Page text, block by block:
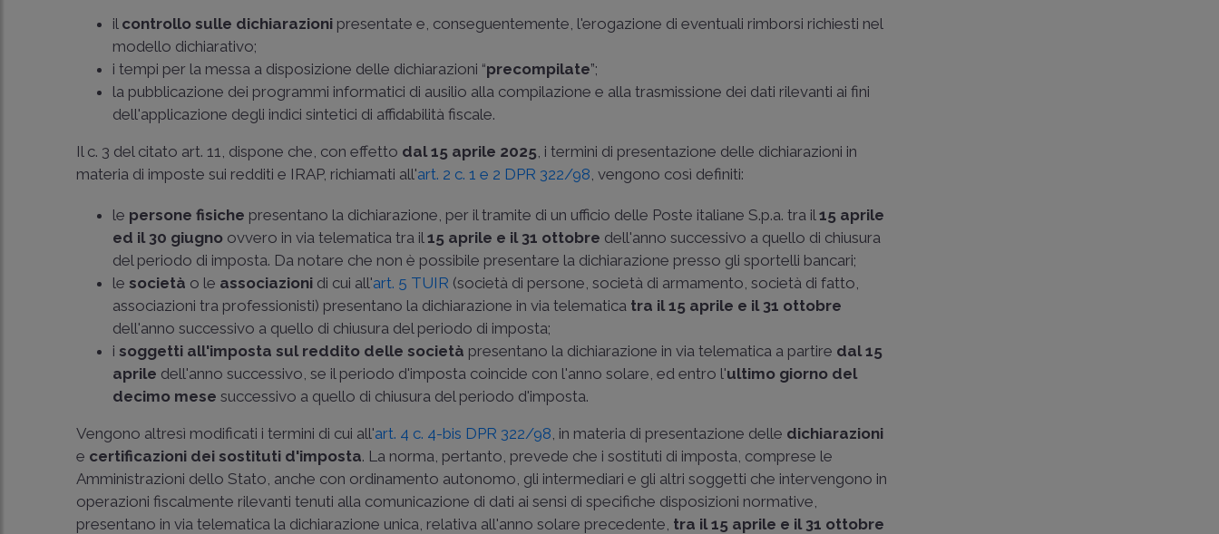
il controllo sulle dichiarazioni presentate e, conseguentemente, l'erogazione di eventuali rimborsi richiesti nel
modello dichiarativo;
i tempi per la messa a disposizione delle dichiarazioni “precompilate”;
la pubblicazione dei programmi informatici di ausilio alla compilazione e alla trasmissione dei dati rilevanti ai fini
dell'applicazione degli indici sintetici di affidabilità fiscale.
Il c. 3 del citato art. 11, dispone che, con effetto dal 15 aprile 2025, i termini di presentazione delle dichiarazioni in
materia di imposte sui redditi e IRAP, richiamati all'art. 2 c. 1 e 2 DPR 322/98, vengono così definiti:
le persone fisiche presentano la dichiarazione, per il tramite di un ufficio delle Poste italiane S.p.a. tra il15 aprile
ed il 30 giugno ovvero in via telematica tra il15 aprile e il 31 ottobre dell'anno successivo a quello di chiusura
del periodo di imposta. Da notare che non è possibile presentare la dichiarazione presso gli sportelli bancari;
le società o le associazioni di cui all'art. 5 TUIR (società di persone, società di armamento, società di fatto,
associazioni tra professionisti) presentano la dichiarazione in via telematica tra il 15 aprile e il 31 ottobre
dell'anno successivo a quello di chiusura del periodo di imposta;
i soggetti all'imposta sul reddito delle società presentano la dichiarazione in via telematica a partire dal 15
aprile dell'anno successivo, se il periodo d'imposta coincide con l'anno solare, ed entro l'ultimo giorno del
decimo mesesuccessivo a quello di chiusura del periodo d'imposta.
Vengono altresì modificati i termini di cui all'art. 4 c. 4-bis DPR 322/98, in materia di presentazione delle dichiarazioni
e certificazioni dei sostituti d'imposta. La norma, pertanto, prevede che i sostituti di imposta, comprese le
Amministrazioni dello Stato, anche con ordinamento autonomo, gli intermediari e gli altri soggetti che intervengono in
operazioni fiscalmente rilevanti tenuti alla comunicazione di dati ai sensi di specifiche disposizioni normative,
presentano in via telematica la dichiarazione unica, relativa all'anno solare precedente, tra il 15 aprile e il 31 ottobre